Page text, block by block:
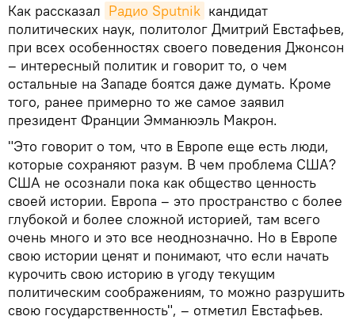
Как рассказал Радио Sputnik кандидат
политических наук, политолог Дмитрий Евстафьев,
при всех особенностях своего поведения Джонсон
– интересный политик и говорит то, о чем
остальные на Западе боятся даже думать. Кроме
того, ранее примерно то же самое заявил
президент Франции Эмманюэль Макрон.
"Это говорит о том, что в Европе еще есть люди,
которые сохраняют разум. В чем проблема США?
США не осознали пока как общество ценность
своей истории. Европа – это пространство с более
глубокой и более сложной историей, там всего
очень много и это все неоднозначно. Но в Европе
свою истории ценят и понимают, что если начать
курочить свою историю в угоду текущим
политическим соображениям, то можно разрушить
свою государственность", – отметил Евстафьев.